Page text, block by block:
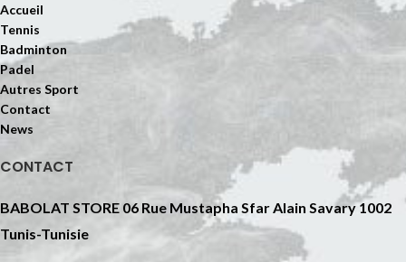
Accueil
Tennis
Badminton
Padel
Autres Sport
Contact
News
CONTACT
BABOLAT STORE 06 Rue Mustapha Sfar Alain Savary 1002
Tunis-Tunisie